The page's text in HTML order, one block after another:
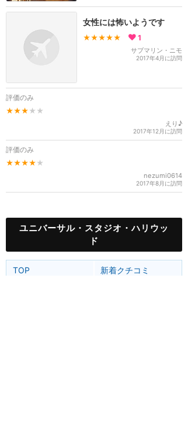
女性には怖いようです
★★★★★ 1
サブマリン・ニモ
2017年4月に訪問
評価のみ
★★★ ★★
えり♪
2017年12月に訪問
評価のみ
★★★★ ★
nezumi0614
2017年8月に訪問
ユニバーサル・スタジオ・ハリウッ
ド
TOP
新着クチコミ